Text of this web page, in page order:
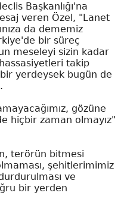
Başkanlığı'na
veren Özel, "Lanet
da dememiz
bir süreç
meseleyi sizin kadar
takip
yerdeysek bugün de
gözüne
hiçbir zaman olmayız"
terörün bitmesi
şehitlerimimiz
ve
bir yerden